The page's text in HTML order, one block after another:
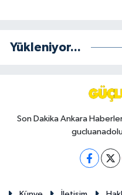
Yükleniyor...
Son Dakika Ankara